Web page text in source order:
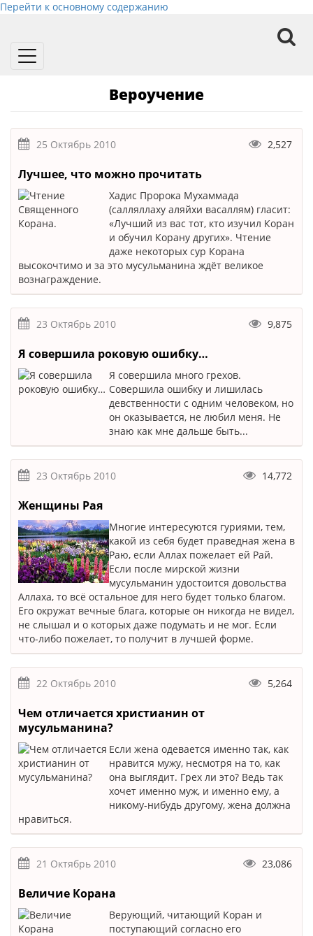
Перейти к основному содержанию
Toggle
Вероучение
25 Октябрь 2010 2,527
Лучшее, что можно прочитать
Хадис Пророка Мухаммада
(салляллаху аляйхи васаллям) гласит:
«Лучший из вас тот, кто изучил Коран
и обучил Корану других». Чтение
даже некоторых сур Корана
высокочтимо и за это мусульманина ждёт великое
вознаграждение.
23 Октябрь 2010 9,875
Я совершила роковую ошибку…
Я совершила много грехов.
Совершила ошибку и лишилась
девственности с одним человеком, но
он оказывается, не любил меня. Не
знаю как мне дальше быть...
23 Октябрь 2010 14,772
Женщины Рая
Многие интересуются гуриями, тем,
какой из себя будет праведная жена в
Раю, если Аллах пожелает ей Рай.
Если после мирской жизни
мусульманин удостоится довольства
Аллаха, то всё остальное для него будет только благом.
Его окружат вечные блага, которые он никогда не видел,
не слышал и о которых даже подумать и не мог. Если
что-либо пожелает, то получит в лучшей форме.
22 Октябрь 2010 5,264
Чем отличается христианин от
мусульманина?
Если жена одевается именно так, как
нравится мужу, несмотря на то, как
она выглядит. Грех ли это? Ведь так
хочет именно муж, и именно ему, а
никому-нибудь другому, жена должна
нравиться.
21 Октябрь 2010 23,086
Величие Корана
Верующий, читающий Коран и
поступающий согласно его